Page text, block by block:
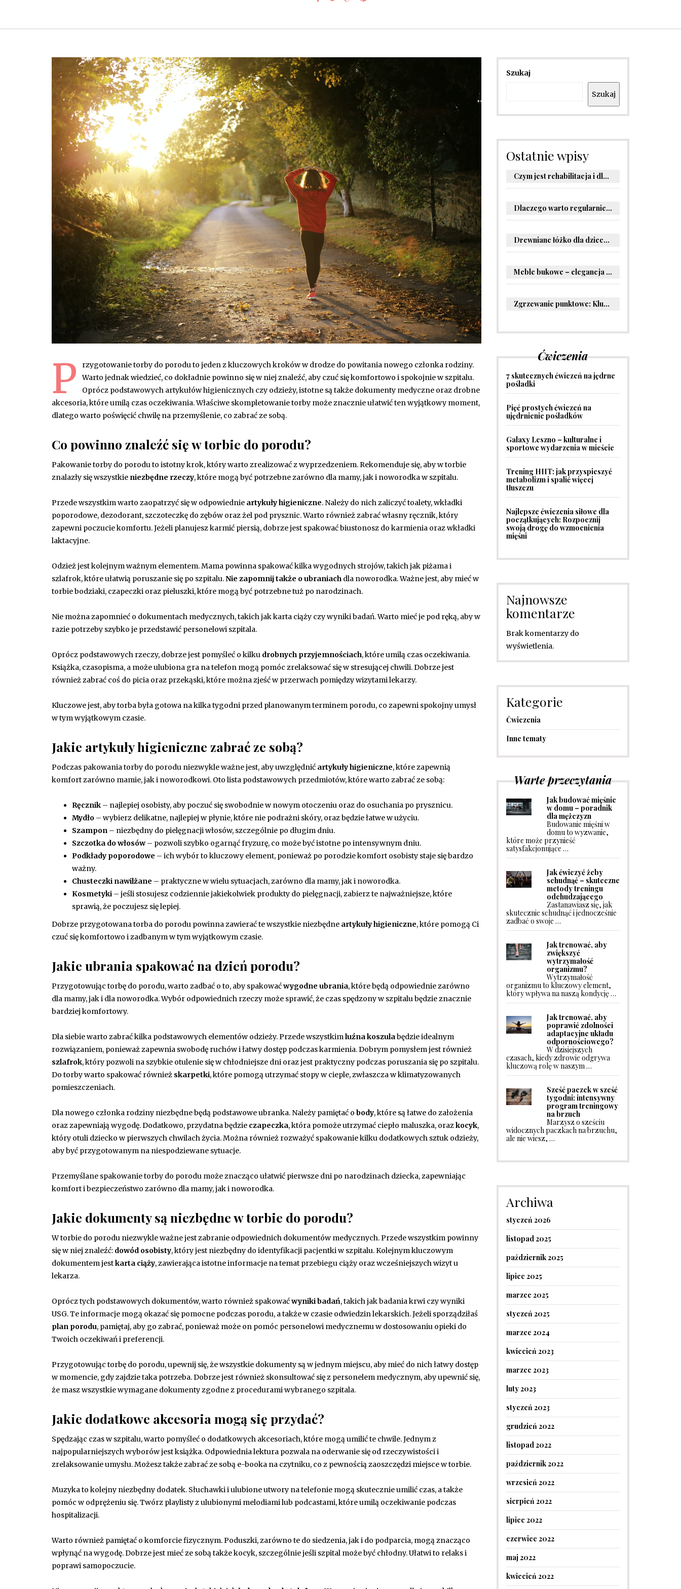
P
rzygotowanie torby do porodu to jeden z kluczowych kroków w drodze do powitania nowego członka rodziny.
Warto jednak wiedzieć, co dokładnie powinno się w niej znaleźć, aby czuć się komfortowo i spokojnie w szpitalu.
Oprócz podstawowych artykułów higienicznych czy odzieży, istotne są także dokumenty medyczne oraz drobne
akcesoria, które umilą czas oczekiwania. Właściwe skompletowanie torby może znacznie ułatwić ten wyjątkowy moment,
dlatego warto poświęcić chwilę na przemyślenie, co zabrać ze sobą.
Co powinno znaleźć się w torbie do porodu?
Pakowanie torby do porodu to istotny krok, który warto zrealizować z wyprzedzeniem. Rekomenduje się, aby w torbie
znalazły się wszystkie niezbędne rzeczy, które mogą być potrzebne zarówno dla mamy, jak i noworodka w szpitalu.
Przede wszystkim warto zaopatrzyć się w odpowiednie artykuły higieniczne. Należy do nich zaliczyć toalety, wkładki
poporodowe, dezodorant, szczoteczkę do zębów oraz żel pod prysznic. Warto również zabrać własny ręcznik, który
zapewni poczucie komfortu. Jeżeli planujesz karmić piersią, dobrze jest spakować biustonosz do karmienia oraz wkładki
laktacyjne.
Odzież jest kolejnym ważnym elementem. Mama powinna spakować kilka wygodnych strojów, takich jak piżama i
szlafrok, które ułatwią poruszanie się po szpitalu.Nie zapomnij także o ubraniach dla noworodka. Ważne jest, aby mieć w
torbie bodziaki, czapeczki oraz pieluszki, które mogą być potrzebne tuż po narodzinach.
Nie można zapomnieć o dokumentach medycznych, takich jak karta ciąży czy wyniki badań. Warto mieć je pod ręką, aby w
razie potrzeby szybko je przedstawić personelowi szpitala.
Oprócz podstawowych rzeczy, dobrze jest pomyśleć o kilku drobnych przyjemnościach, które umilą czas oczekiwania.
Książka, czasopisma, a może ulubiona gra na telefon mogą pomóc zrelaksować się w stresującej chwili. Dobrze jest
również zabrać coś do picia oraz przekąski, które można zjeść w przerwach pomiędzy wizytami lekarzy.
Kluczowe jest, aby torba była gotowa na kilka tygodni przed planowanym terminem porodu, co zapewni spokojny umysł
w tym wyjątkowym czasie.
Jakie artykuły higieniczne zabrać ze sobą?
Podczas pakowania torby do porodu niezwykle ważne jest, aby uwzględnić artykuły higieniczne, które zapewnią
komfort zarówno mamie, jak i noworodkowi. Oto lista podstawowych przedmiotów, które warto zabrać ze sobą:
Ręcznik – najlepiej osobisty, aby poczuć się swobodnie w nowym otoczeniu oraz do osuchania po prysznicu.
Mydło – wybierz delikatne, najlepiej w płynie, które nie podrażni skóry, oraz będzie łatwe w użyciu.
Szampon – niezbędny do pielęgnacji włosów, szczególnie po długim dniu.
Szczotka do włosów– pozwoli szybko ogarnąć fryzurę, co może być istotne po intensywnym dniu.
Podkłady poporodowe – ich wybór to kluczowy element, ponieważ po porodzie komfort osobisty staje się bardzo
ważny.
Chusteczki nawilżane – praktyczne w wielu sytuacjach, zarówno dla mamy, jak i noworodka.
Kosmetyki – jeśli stosujesz codziennie jakiekolwiek produkty do pielęgnacji, zabierz te najważniejsze, które
sprawią, że poczujesz się lepiej.
Dobrze przygotowana torba do porodu powinna zawierać te wszystkie niezbędne artykuły higieniczne, które pomogą Ci
czuć się komfortowo i zadbanym w tym wyjątkowym czasie.
Jakie ubrania spakować na dzień porodu?
Przygotowując torbę do porodu, warto zadbać o to, aby spakowaćwygodne ubrania, które będą odpowiednie zarówno
dla mamy, jak i dla noworodka. Wybór odpowiednich rzeczy może sprawić, że czas spędzony w szpitalu będzie znacznie
bardziej komfortowy.
Dla siebie warto zabrać kilka podstawowych elementów odzieży. Przede wszystkimluźna koszulabędzie idealnym
rozwiązaniem, ponieważ zapewnia swobodę ruchów i łatwy dostęp podczas karmienia. Dobrym pomysłem jest również
szlafrok, który pozwoli na szybkie otulenie się w chłodniejsze dni oraz jest praktyczny podczas poruszania się po szpitalu.
Do torby warto spakować również skarpetki, które pomogą utrzymać stopy w cieple, zwłaszcza w klimatyzowanych
pomieszczeniach.
Dla nowego członka rodziny niezbędne będą podstawowe ubranka. Należy pamiętać o body, które są łatwe do założenia
oraz zapewniają wygodę. Dodatkowo, przydatna będzie czapeczka, która pomoże utrzymać ciepło maluszka, orazkocyk,
który otuli dziecko w pierwszych chwilach życia. Można również rozważyć spakowanie kilku dodatkowych sztuk odzieży,
aby być przygotowanym na niespodziewane sytuacje.
Przemyślane spakowanie torby do porodu może znacząco ułatwić pierwsze dni po narodzinach dziecka, zapewniając
komfort i bezpieczeństwo zarówno dla mamy, jak i noworodka.
Jakie dokumenty są niezbędne w torbie do porodu?
W torbie do porodu niezwykle ważne jest zabranie odpowiednich dokumentów medycznych. Przede wszystkim powinny
się w niej znaleźć: dowód osobisty, który jest niezbędny do identyfikacji pacjentki w szpitalu. Kolejnym kluczowym
dokumentem jestkarta ciąży, zawierająca istotne informacje na temat przebiegu ciąży oraz wcześniejszych wizyt u
lekarza.
Oprócz tych podstawowych dokumentów, warto również spakowaćwyniki badań, takich jak badania krwi czy wyniki
USG. Te informacje mogą okazać się pomocne podczas porodu, a także w czasie odwiedzin lekarskich. Jeżeli sporządziłaś
plan porodu, pamiętaj, aby go zabrać, ponieważ może on pomóc personelowi medycznemu w dostosowaniu opieki do
Twoich oczekiwań i preferencji.
Przygotowując torbę do porodu, upewnij się, że wszystkie dokumenty są w jednym miejscu, aby mieć do nich łatwy dostęp
w momencie, gdy zajdzie taka potrzeba. Dobrze jest również skonsultować się z personelem medycznym, aby upewnić się,
że masz wszystkie wymagane dokumenty zgodne z procedurami wybranego szpitala.
Jakie dodatkowe akcesoria mogą się przydać?
Spędzając czas w szpitalu, warto pomyśleć o dodatkowych akcesoriach, które mogą umilić te chwile. Jednym z
najpopularniejszych wyborów jest książka. Odpowiednia lektura pozwala na oderwanie się od rzeczywistości i
zrelaksowanie umysłu. Możesz także zabrać ze sobą e-booka na czytniku, co z pewnością zaoszczędzi miejsce w torbie.
Muzyka to kolejny niezbędny dodatek. Słuchawki i ulubione utwory na telefonie mogą skutecznie umilić czas, a także
pomóc w odprężeniu się. Twórz playlisty z ulubionymi melodiami lub podcastami, które umilą oczekiwanie podczas
hospitalizacji.
Warto również pamiętać o komforcie fizycznym. Poduszki, zarówno te do siedzenia, jak i do podparcia, mogą znacząco
wpłynąć na wygodę. Dobrze jest mieć ze sobą także kocyk, szczególnie jeśli szpital może być chłodny. Ułatwi to relaks i
poprawi samopoczucie.
Szukaj
Szukaj
Ostatnie wpisy
Czym jest rehabilitacja i dlaczego jest kluczowa dla powrotu do zdrowia?
Dlaczego warto regularnie odwiedzać stomatologa?
Drewniane łóżko dla dziecka – oryginalne pomysły na aranżację pokoju malucha
Meble bukowe – elegancja i trwałość w Twoim wnętrzu
Zgrzewanie punktowe: Kluczowe informacje i zastosowania w przemyśle
Ćwiczenia
7 skutecznych ćwiczeń na jędrne
pośladki
Pięć prostych ćwiczeń na
ujędrnienie pośladków
Galaxy Leszno – kulturalne i
sportowe wydarzenia w mieście
Trening HIIT: jak przyspieszyć
metabolizm i spalić więcej
tłuszczu
Najlepsze ćwiczenia siłowe dla
początkujących: Rozpocznij
swoją drogę do wzmocnienia
mięśni
Najnowsze
komentarze
Brak komentarzy do
wyświetlenia.
Kategorie
Ćwiczenia
Inne tematy
Warte przeczytania
Jak budować mięśnie
w domu – poradnik
dla mężczyzn
Budowanie mięśni w
domu to wyzwanie,
które może przynieść
satysfakcjonujące …
Jak ćwiczyć żeby
schudnąć – skuteczne
metody treningu
odchudzającego
Zastanawiasz się, jak
skutecznie schudnąć i jednocześnie
zadbać o swoje …
Jak trenować, aby
zwiększyć
wytrzymałość
organizmu?
Wytrzymałość
organizmu to kluczowy element,
który wpływa na naszą kondycję …
Jak trenować, aby
poprawić zdolności
adaptacyjne układu
odpornościowego?
W dzisiejszych
czasach, kiedy zdrowie odgrywa
kluczową rolę w naszym …
Sześć paczek w sześć
tygodni: intensywny
program treningowy
na brzuch
Marzysz o sześciu
widocznych paczkach na brzuchu,
ale nie wiesz, …
Archiwa
styczeń 2026
listopad 2025
październik 2025
lipiec 2025
marzec 2025
styczeń 2025
marzec 2024
kwiecień 2023
marzec 2023
luty 2023
styczeń 2023
grudzień 2022
listopad 2022
październik 2022
wrzesień 2022
sierpień 2022
lipiec 2022
czerwiec 2022
maj 2022
kwiecień 2022